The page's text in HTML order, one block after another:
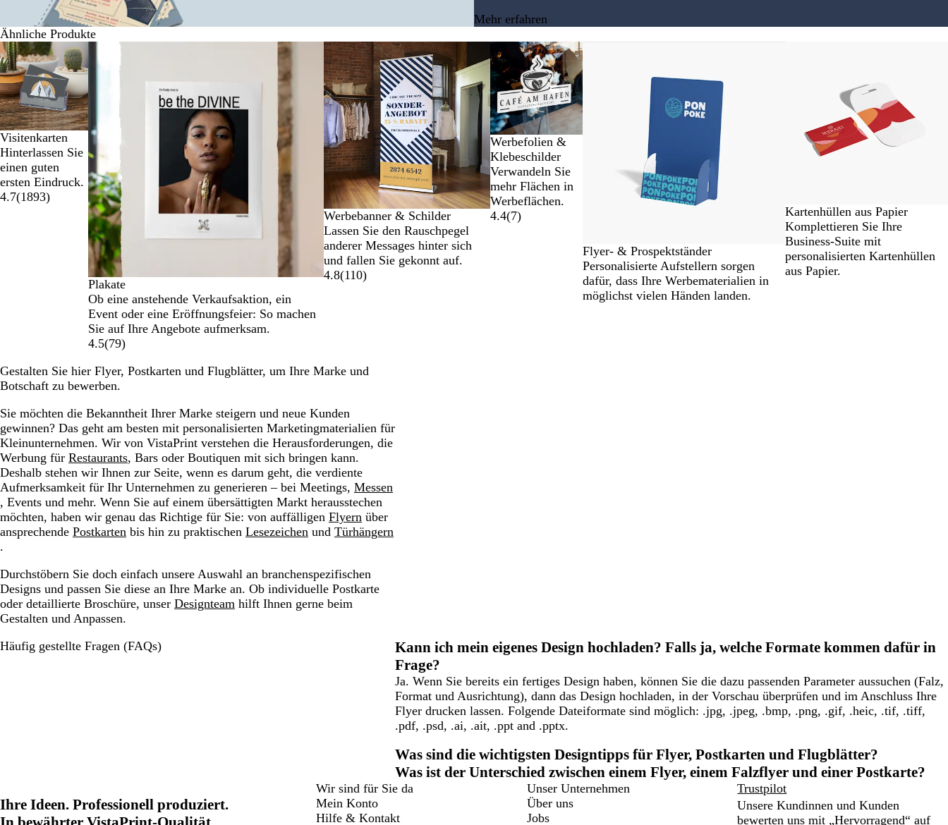
Mehr erfahren
Ähnliche Produkte
Visitenkarten
Hinterlassen Sie
einen guten
ersten Eindruck.
4.7(1893)
Plakate
Ob eine anstehende Verkaufsaktion, ein
Event oder eine Eröffnungsfeier: So machen
Sie auf Ihre Angebote aufmerksam.
4.5(79)
Neue Optionen
Werbebanner & Schilder
Lassen Sie den Rauschpegel
anderer Messages hinter sich
und fallen Sie gekonnt auf.
4.8(110)
Neue Optionen
Werbefolien &
Klebeschilder
Verwandeln Sie
mehr Flächen in
Werbeflächen.
4.4(7)
Flyer- & Prospektständer
Personalisierte Aufstellern sorgen
dafür, dass Ihre Werbematerialien in
möglichst vielen Händen landen.
Kartenhüllen aus Papier
Komplettieren Sie Ihre
Business-Suite mit
personalisierten Kartenhüllen
aus Papier.
Galeriebilder
1
bis
2
von
6
Gestalten Sie hier Flyer, Postkarten und Flugblätter, um Ihre Marke und
Botschaft zu bewerben.
Sie möchten die Bekanntheit Ihrer Marke steigern und neue Kunden
gewinnen? Das geht am besten mit personalisierten Marketingmaterialien für
Kleinunternehmen. Wir von VistaPrint verstehen die Herausforderungen, die
Werbung für Restaurants, Bars oder Boutiquen mit sich bringen kann.
Deshalb stehen wir Ihnen zur Seite, wenn es darum geht, die verdiente
Aufmerksamkeit für Ihr Unternehmen zu generieren – bei Meetings, Messen
, Events und mehr. Wenn Sie auf einem übersättigten Markt herausstechen
möchten, haben wir genau das Richtige für Sie: von auffälligen Flyern über
ansprechende Postkarten bis hin zu praktischen Lesezeichen und Türhängern
.
Durchstöbern Sie doch einfach unsere Auswahl an branchenspezifischen
Designs und passen Sie diese an Ihre Marke an. Ob individuelle Postkarte
oder detaillierte Broschüre, unser Designteam hilft Ihnen gerne beim
Gestalten und Anpassen.
Häufig gestellte Fragen (FAQs)
Kann ich mein eigenes Design hochladen? Falls ja, welche Formate kommen dafür in
Frage?
Ja. Wenn Sie bereits ein fertiges Design haben, können Sie die dazu passenden Parameter aussuchen (Falz,
Format und Ausrichtung), dann das Design hochladen, in der Vorschau überprüfen und im Anschluss Ihre
Flyer drucken lassen. Folgende Dateiformate sind möglich: .jpg, .jpeg, .bmp, .png, .gif, .heic, .tif, .tiff,
.pdf, .psd, .ai, .ait, .ppt and .pptx.
Was sind die wichtigsten Designtipps für Flyer, Postkarten und Flugblätter?
Was ist der Unterschied zwischen einem Flyer, einem Falzflyer und einer Postkarte?
Ihre Ideen. Professionell produziert.
Wir sind für Sie da
Mein Konto
Hilfe & Kontakt
Unser Unternehmen
Über uns
Jobs
Trustpilot
Unsere Kundinnen und Kunden
bewerten uns mit „Hervorragend“ auf